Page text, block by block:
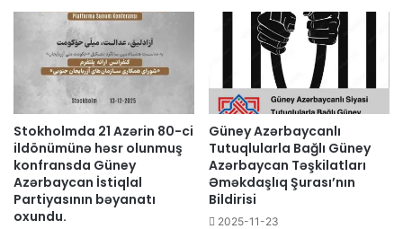
Stokholmda 21 Azərin 80-ci
ildönümünə həsr olunmuş
konfransda Güney
Azərbaycan İstiqlal
Partiyasının bəyanatı
oxundu.
Güney Azərbaycanlı
Tutuqlularla Bağlı Güney
Azərbaycan Təşkilatları
Əməkdaşlıq Şurası’nın
Bildirisi
2025-11-23